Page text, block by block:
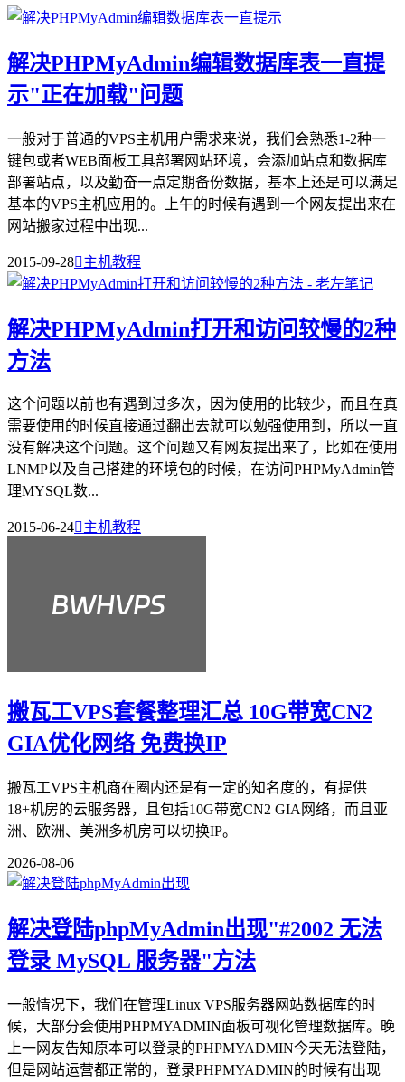
解决PHPMyAdmin编辑数据库表一直提
示"正在加载"问题
一般对于普通的VPS主机用户需求来说，我们会熟悉1-2种一
键包或者WEB面板工具部署网站环境，会添加站点和数据库
部署站点，以及勤奋一点定期备份数据，基本上还是可以满足
基本的VPS主机应用的。上午的时候有遇到一个网友提出来在
网站搬家过程中出现...
2015-09-28主机教程
解决PHPMyAdmin打开和访问较慢的2种
方法
这个问题以前也有遇到过多次，因为使用的比较少，而且在真
需要使用的时候直接通过翻出去就可以勉强使用到，所以一直
没有解决这个问题。这个问题又有网友提出来了，比如在使用
LNMP以及自己搭建的环境包的时候，在访问PHPMyAdmin管
理MYSQL数...
2015-06-24主机教程
搬瓦工VPS套餐整理汇总 10G带宽CN2
GIA优化网络 免费换IP
搬瓦工VPS主机商在圈内还是有一定的知名度的，有提供
18+机房的云服务器，且包括10G带宽CN2 GIA网络，而且亚
洲、欧洲、美洲多机房可以切换IP。
2026-08-06
解决登陆phpMyAdmin出现"#2002 无法
登录 MySQL 服务器"方法
一般情况下，我们在管理Linux VPS服务器网站数据库的时
候，大部分会使用PHPMYADMIN面板可视化管理数据库。晚
上一网友告知原本可以登录的PHPMYADMIN今天无法登陆，
但是网站运营都正常的，登录PHPMYADMIN的时候有出现